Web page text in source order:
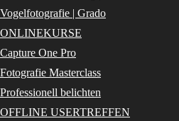
Vogelfotografie | Grado
ONLINEKURSE
Capture One Pro
Fotografie Masterclass
Professionell belichten
OFFLINE USERTREFFEN